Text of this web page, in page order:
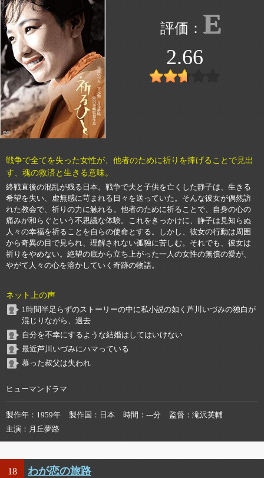
E
2.66
戦争で全てを失った女性が、他者のために祈りを捧げることで見出
す、魂の救済と生きる意味。
終戦直後の混乱が残る日本。戦争で夫と子供を亡くした静子は、生きる
希望を失い、虚無感に苛まれる日々を送っていた。そんな彼女が偶然訪
れた教会で、祈りの力に触れる。他者のために祈ることで、自身の心の
痛みが和らぐという不思議な体験。これをきっかけに、静子は見知らぬ
人々の幸福を祈ることを自らの使命とする。しかし、彼女の行動は周囲
から奇異の目で見られ、理解されない孤独に苦しむ。それでも、彼女は
祈りをやめない。絶望の底から立ち上がった一人の女性の無償の愛が、
やがて人々の心を溶かしていく奇跡の物語。
ネット上の声
1時間半足らずのストーリーの中に私小説の如く芦川いづみの独白が
混じりながら、過去
自分を不幸にするような結婚はしてはいけない
最近芦川いづみにハマっている
慕った叔父は失われ
ヒューマンドラマ
製作年 1959年 製作国 日本 時間 ---分 監督
滝沢英輔
主演
月丘夢路
18 わが恋の旅路